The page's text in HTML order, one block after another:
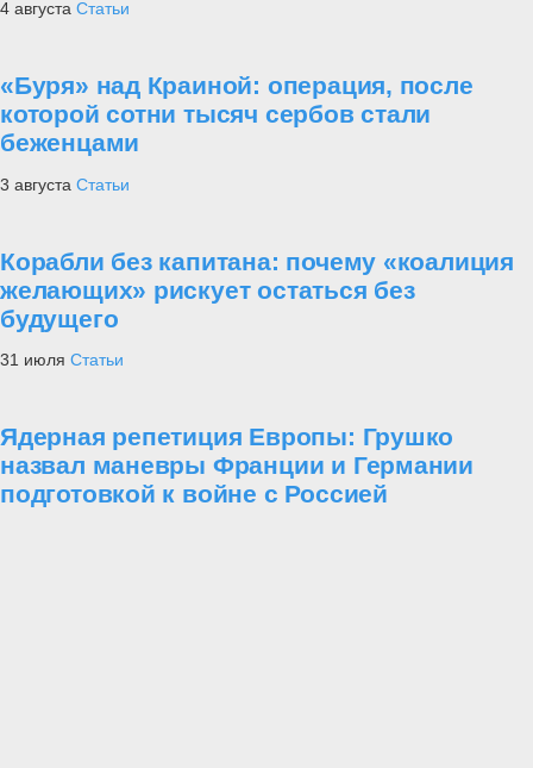
4 августа Статьи
«Буря» над Краиной: операция, после
которой сотни тысяч сербов стали
беженцами
3 августа Статьи
Корабли без капитана: почему «коалиция
желающих» рискует остаться без
будущего
31 июля Статьи
Ядерная репетиция Европы: Грушко
назвал маневры Франции и Германии
подготовкой к войне с Россией